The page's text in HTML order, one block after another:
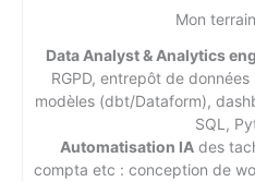
Mon
Data Analyst & Analytics
RGPD, entrepôt de
modèles (dbt/Dataform),
SQL,
Automatisation IAdes
compta etc : conception de